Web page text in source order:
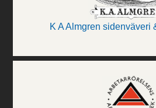
K A Almgren sidenväveri